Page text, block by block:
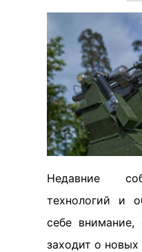
Недавние
технологий и
себе внимание,
заходит о